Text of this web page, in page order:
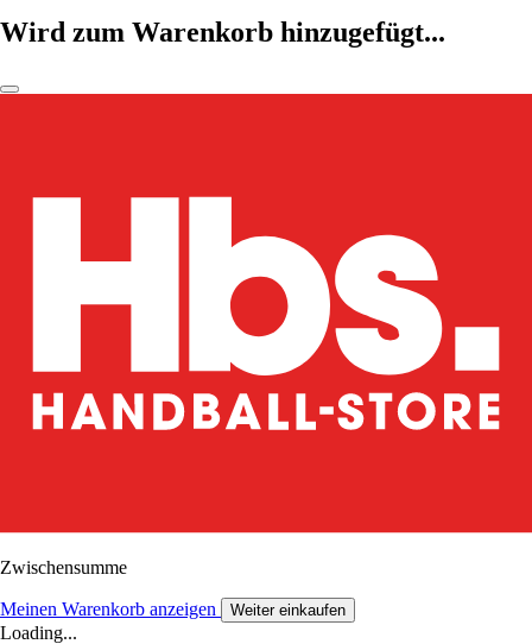
Wird zum Warenkorb hinzugefügt...
Zwischensumme
Meinen Warenkorb anzeigen Weiter einkaufen
Loading...